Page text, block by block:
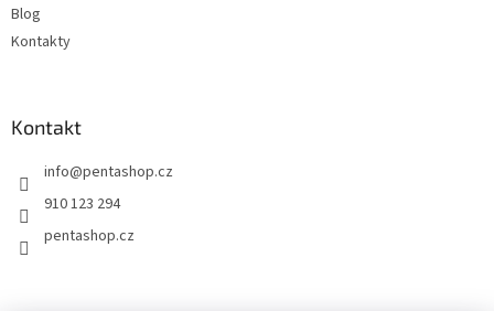
Blog
Kontakty
Kontakt
info@pentashop.cz
910 123 294
pentashop.cz